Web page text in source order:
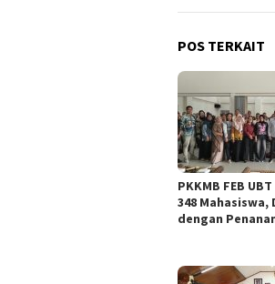
POS TERKAIT
PKKMB FEB
348
dengan